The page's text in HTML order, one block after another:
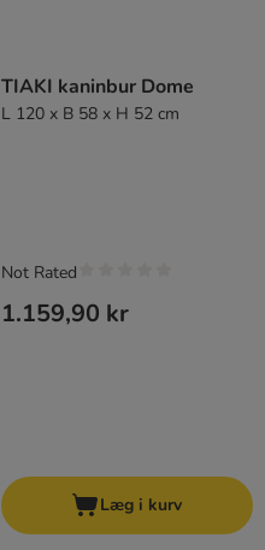
TIAKI kaninbur Dome
L 120 x B 58 x H 52 cm
1.159,90 kr
Not Rated
Læg i kurv